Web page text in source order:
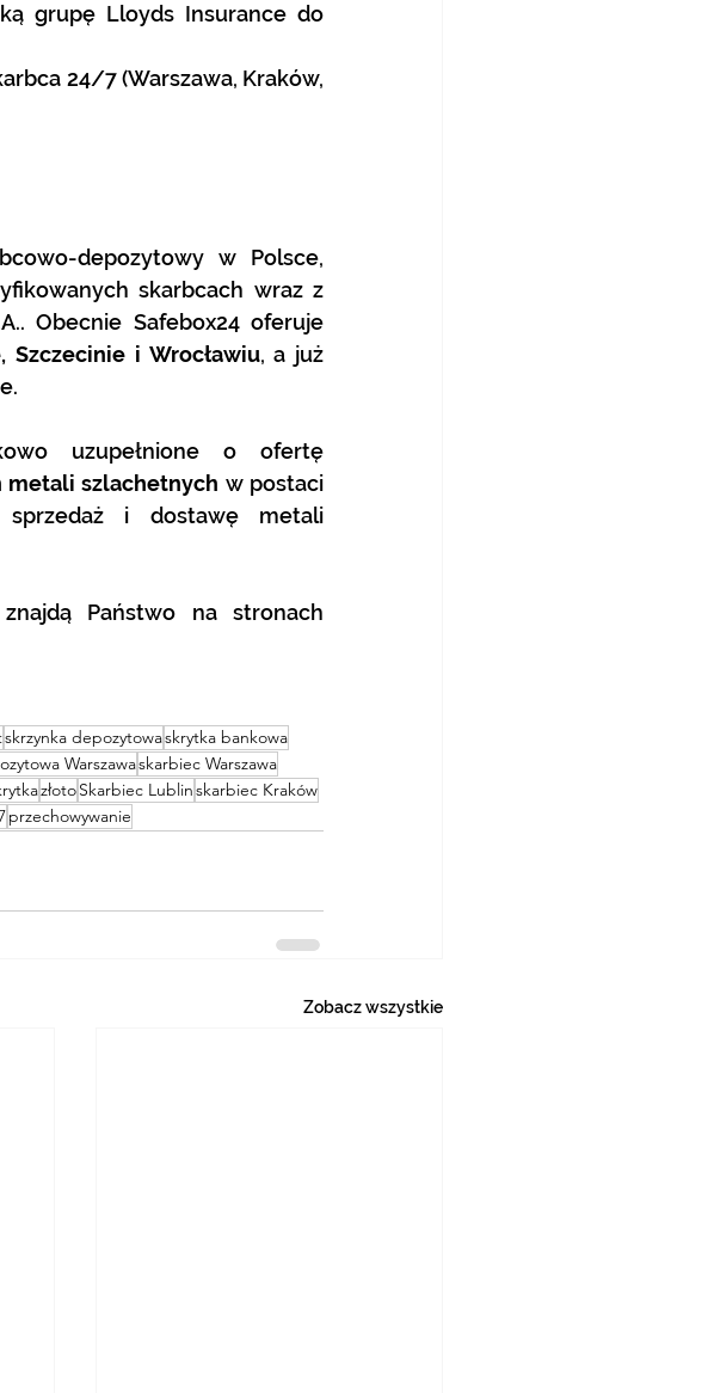
grupę Lloyds Insurance do
24/7 (Warszawa, Kraków,
depozytowy w Polsce,
skarbcach wraz z
Obecnie Safebox24 oferuje
Szczecinie i Wrocławiu, a już
metali szlachetnych
i dostawę metali
skrzynka depozytowaskrytka bankowa
Warszawaskarbiec Warszawa
złotoSkarbiec Lublinskarbiec Kraków
przechowywanie
Zobacz wszystkie